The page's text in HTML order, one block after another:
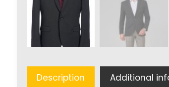
Description Additional